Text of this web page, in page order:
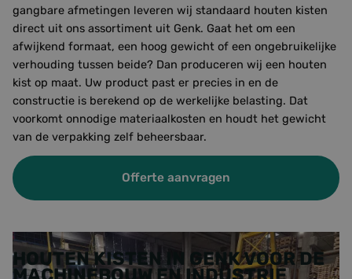
gangbare afmetingen leveren wij standaard houten kisten
direct uit ons assortiment uit Genk. Gaat het om een
afwijkend formaat, een hoog gewicht of een ongebruikelijke
verhouding tussen beide? Dan produceren wij een houten
kist op maat. Uw product past er precies in en de
constructie is berekend op de werkelijke belasting. Dat
voorkomt onnodige materiaalkosten en houdt het gewicht
van de verpakking zelf beheersbaar.
Offerte aanvragen
HOUTEN KISTEN IN GENK VOOR DE